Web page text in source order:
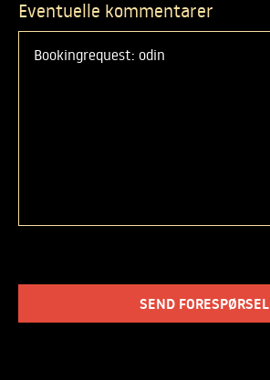
Å
Eventuelle kommentarer
SEND FORESPØRSEL